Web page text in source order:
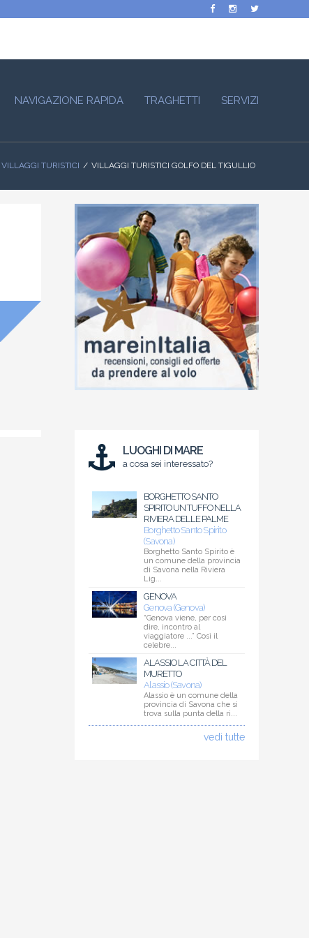
NAVIGAZIONE RAPIDA TRAGHETTI SERVIZI
VILLAGGI TURISTICI VILLAGGI TURISTICI GOLFO DEL TIGULLIO
LUOGHI DI MARE
a cosa sei interessato?
BORGHETTO SANTO
SPIRITO UN TUFFO NELLA
RIVIERA DELLE PALME
Borghetto Santo Spirito
(Savona)
Borghetto Santo Spirito è
un comune della provincia
di Savona nella Riviera
Lig...
GENOVA
Genova (Genova)
“Genova viene, per così
dire, incontro al
viaggiatore ...” Così il
celebre...
ALASSIO LA CITTÀ DEL
MURETTO
Alassio (Savona)
Alassio è un comune della
provincia di Savona che si
trova sulla punta della ri...
vedi tutte